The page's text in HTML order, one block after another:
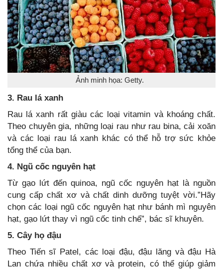
Ảnh minh họa: Getty.
3. Rau lá xanh
Rau lá xanh rất giàu các loại vitamin và khoáng chất.
Theo chuyên gia, những loại rau như rau bina, cải xoăn
và các loại rau lá xanh khác có thể hỗ trợ sức khỏe
tổng thể của bạn.
4. Ngũ cốc nguyên hạt
Từ gạo lứt đến quinoa, ngũ cốc nguyên hạt là nguồn
cung cấp chất xơ và chất dinh dưỡng tuyệt vời.”Hãy
chọn các loại ngũ cốc nguyên hạt như bánh mì nguyên
hạt, gạo lứt thay vì ngũ cốc tinh chế”, bác sĩ khuyên.
5. Cây họ đậu
Theo Tiến sĩ Patel, các loại đậu, đậu lăng và đậu Hà
Lan chứa nhiều chất xơ và protein, có thể giúp giảm